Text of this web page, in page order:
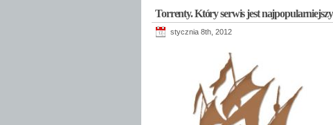
Torrenty. Który serwis jest najpopularniejszy
stycznia 8th, 2012